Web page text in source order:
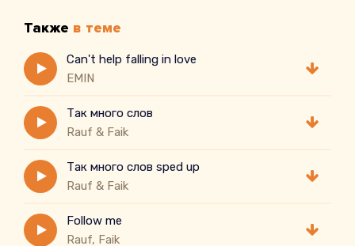
Также в теме
Can't help falling in love
EMIN
Так много слов
Rauf & Faik
Так много слов sped up
Rauf & Faik
Follow me
Rauf, Faik